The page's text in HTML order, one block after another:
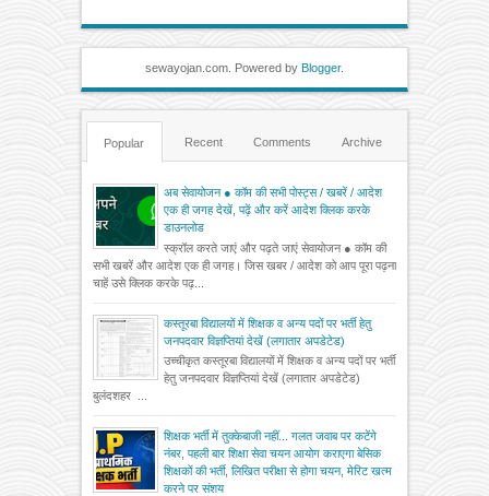
sewayojan.com. Powered by Blogger.
Popular Recent Comments Archive
अब सेवायोजन ● कॉम की सभी पोस्ट्स / खबरें / आदेश
एक ही जगह देखें, पढ़ें और करें आदेश क्लिक करके
डाउनलोड
स्क्रॉल करते जाएं और पढ़ते जाएं सेवायोजन ● कॉम की
सभी खबरें और आदेश एक ही जगह। जिस खबर / आदेश को आप पूरा पढ़ना
चाहें उसे क्लिक करके पढ़...
कस्तूरबा विद्यालयों में शिक्षक व अन्य पदों पर भर्ती हेतु
जनपदवार विज्ञप्तियां देखें (लगातार अपडेटेड)
उच्चीकृत कस्तूरबा विद्यालयों में शिक्षक व अन्य पदों पर भर्ती
हेतु जनपदवार विज्ञप्तियां देखें (लगातार अपडेटेड)
बुलंदशहर ...
शिक्षक भर्ती में तुक्केबाजी नहीं... गलत जवाब पर कटेंगे
नंबर, पहली बार शिक्षा सेवा चयन आयोग कराएगा बेसिक
शिक्षकों की भर्ती, लिखित परीक्षा से होगा चयन, मेरिट खत्म
करने पर संशय